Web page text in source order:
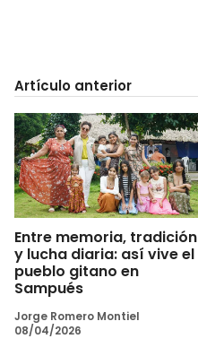
Artículo anterior
Entre memoria, tradición
y lucha diaria: así vive el
pueblo gitano en
Sampués
Jorge Romero Montiel
08/04/2026